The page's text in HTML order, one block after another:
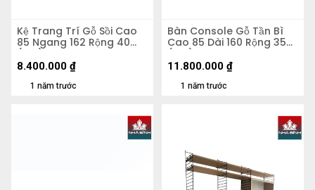
Kệ Trang Trí Gỗ Sồi Cao
85 Ngang 162 Rộng 40
(cm)
1 năm trước
8.400.000 ₫
Bàn Console Gỗ Tần Bì
Cao 85 Dài 160 Rộng 35
(cm)
1 năm trước
11.800.000 ₫